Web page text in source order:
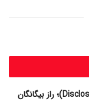
فیلم روز افشاگری (Disclosure Day 2026)؛ راز بیگانگان